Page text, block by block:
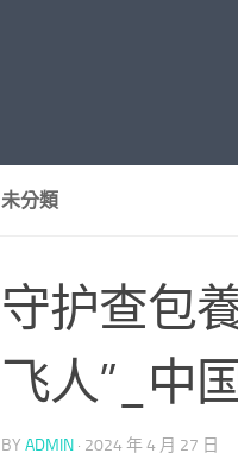
未分類
守护查包
飞人”_中
BY ADMIN · 2024 年 4 月 27 日